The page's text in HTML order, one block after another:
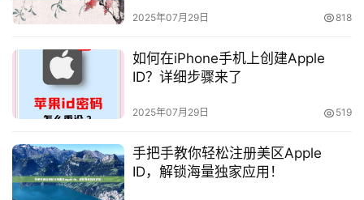
2025年07月29日 818
如何在iPhone手机上创建Apple
ID？详细步骤来了
2025年07月29日 519
手把手教你轻松注册美区Apple
ID，解锁海量独家应用！